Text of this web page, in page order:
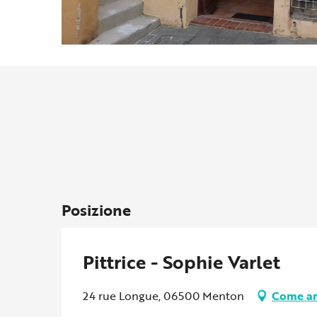
Posizione
Pittrice - Sophie Varlet
24 rue Longue, 06500 Menton Come